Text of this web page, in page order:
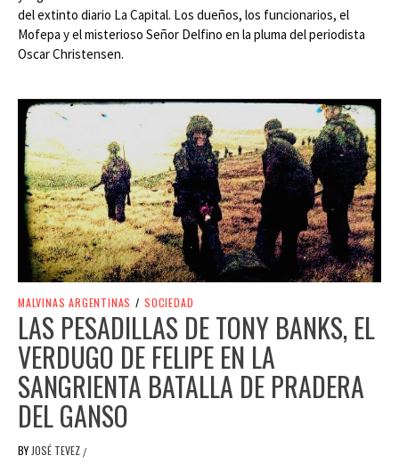
del extinto diario La Capital. Los dueños, los funcionarios, el
Mofepa y el misterioso Señor Delfino en la pluma del periodista
Oscar Christensen.
MALVINAS ARGENTINAS / SOCIEDAD
LAS PESADILLAS DE TONY BANKS, EL
VERDUGO DE FELIPE EN LA
SANGRIENTA BATALLA DE PRADERA
DEL GANSO
BY JOSÉ TEVEZ /